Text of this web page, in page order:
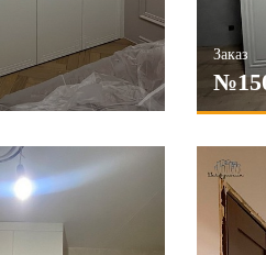
Заказ